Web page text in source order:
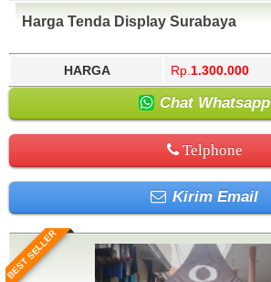
Harga Tenda Display Surabaya
HARGA Rp. 1.300.000
Chat Whatsapp
Telphone
Kirim Email
BEST SELLER